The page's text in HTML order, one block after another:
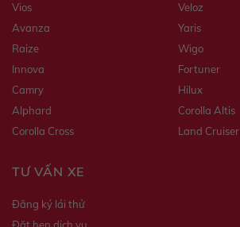
Vios
Veloz
Avanza
Yaris
Raize
Wigo
Innova
Fortuner
Camry
Hilux
Alphard
Corolla Altis
Corolla Cross
Land Cruiser
TƯ VẤN XE
Đăng ký lái thử